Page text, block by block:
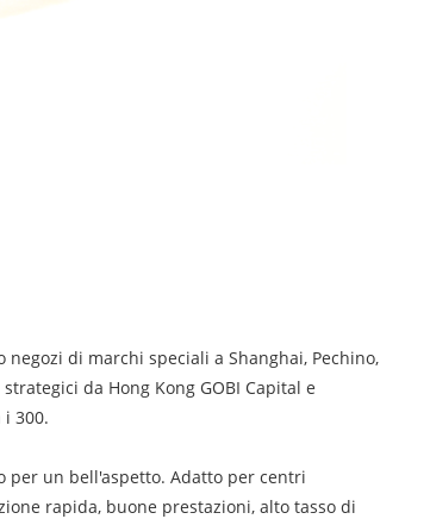
di marchi speciali a Shanghai, Pechino,
da Hong Kong GOBI Capital e
300.
per un bell'aspetto. Adatto per centri
rapida, buone prestazioni, alto tasso di